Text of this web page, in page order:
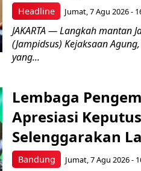
Headline Jumat, 7 Agu 2026 -
JAKARTA — Langkah mantan
(Jampidsus) Kejaksaan
yang...
Bandung
Lembaga
Apresiasi
Selenggarakan
Jumat, 7 Agu 2026 -